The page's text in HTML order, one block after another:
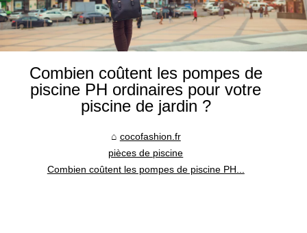
Combien coûtent les pompes de
piscine PH ordinaires pour votre
piscine de jardin ?
cocofashion.fr
pièces de piscine
Combien coûtent les pompes de piscine PH...